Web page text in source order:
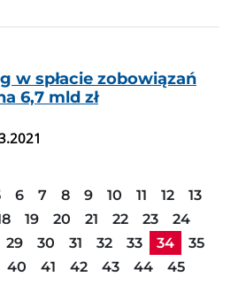
w spłacie zobowiązań
6,7 mld zł
6 7 8 9 10 11 12
13
19 20 21 22 23
24
29 30 31 32 33 34
35
40 41 42 43 44
45